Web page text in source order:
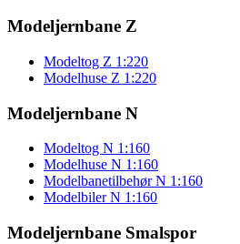
Modeljernbane Z
Modeltog Z 1:220
Modelhuse Z 1:220
Modeljernbane N
Modeltog N 1:160
Modelhuse N 1:160
Modelbanetilbehør N 1:160
Modelbiler N 1:160
Modeljernbane Smalspor